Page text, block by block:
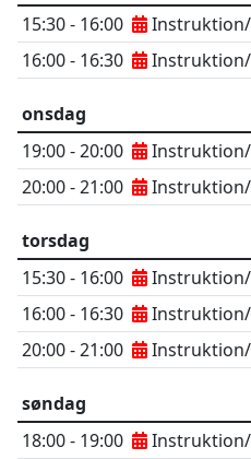
15:30 - 16:00
16:00 - 16:30
onsdag
19:00 - 20:00
20:00 - 21:00
torsdag
15:30 - 16:00
16:00 - 16:30
20:00 - 21:00
søndag
18:00 - 19:00